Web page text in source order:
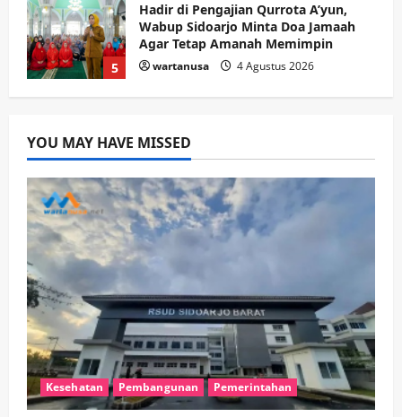
5
Hadir di Pengajian Qurrota A’yun,
Wabup Sidoarjo Minta Doa Jamaah
Agar Tetap Amanah Memimpin
wartanusa 4 Agustus 2026
1
PANAS! Kalah Tender Proyek RSUD
Sibar Rp 9,9 M, Beranikah CV Tiga
Anugerah Utama Pertaruhkan
Jaminan Rp 100 Juta?
wartanusa 5 Agustus 2026
2
Olahraga
Adu Taktik di Atas Rumput Sintetis:
PWI dan Sapma PP Sidoarjo
Memanaskan Mesin Menuju Piala
Soccer
wartanusa 5 Agustus 2026
Ekonomi Hiburan Pemerintahan
HOT NEWS: Ribuan Warga Wage
Tumplek Blek di Bazar Rakyat Jalan
Jambu, Borong Kuliner UMKM Sambil
Nonton Jaranan!
YOU MAY HAVE MISSED
Kesehatan Pembangunan Pemerintahan